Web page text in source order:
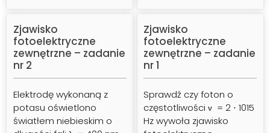
Zobacz Zobacz
Zjawisko
fotoelektryczne
zewnętrzne – zadanie
nr 2
Elektrodę wykonaną z
potasu oświetlono
światłem niebieskim o
Zjawisko
fotoelektryczne
zewnętrzne – zadanie
nr 1
Sprawdź czy foton o
częstotliwości ν = 2 ⋅ 1015
Hz wywoła zjawisko